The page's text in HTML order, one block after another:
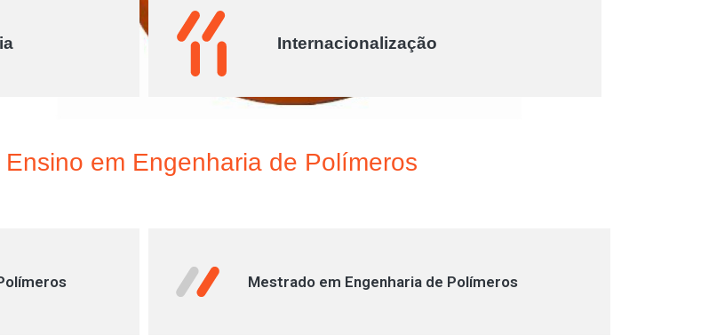
Internacionalização
em Engenharia de Polímeros
Mestrado em Engenharia de Polímeros